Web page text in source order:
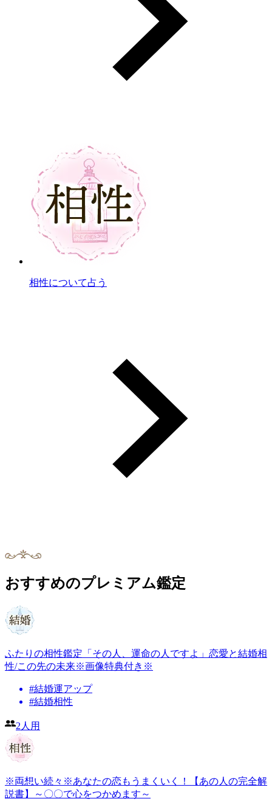
相性について占う
おすすめのプレミアム鑑定
ふたりの相性鑑定「その人、運命の人ですよ」恋愛と結婚相
性/この先の未来※画像特典付き※
#結婚運アップ
#結婚相性
2人用
※両想い続々※あなたの恋もうまくいく！【あの人の完全解
説書】～〇〇で心をつかめます～